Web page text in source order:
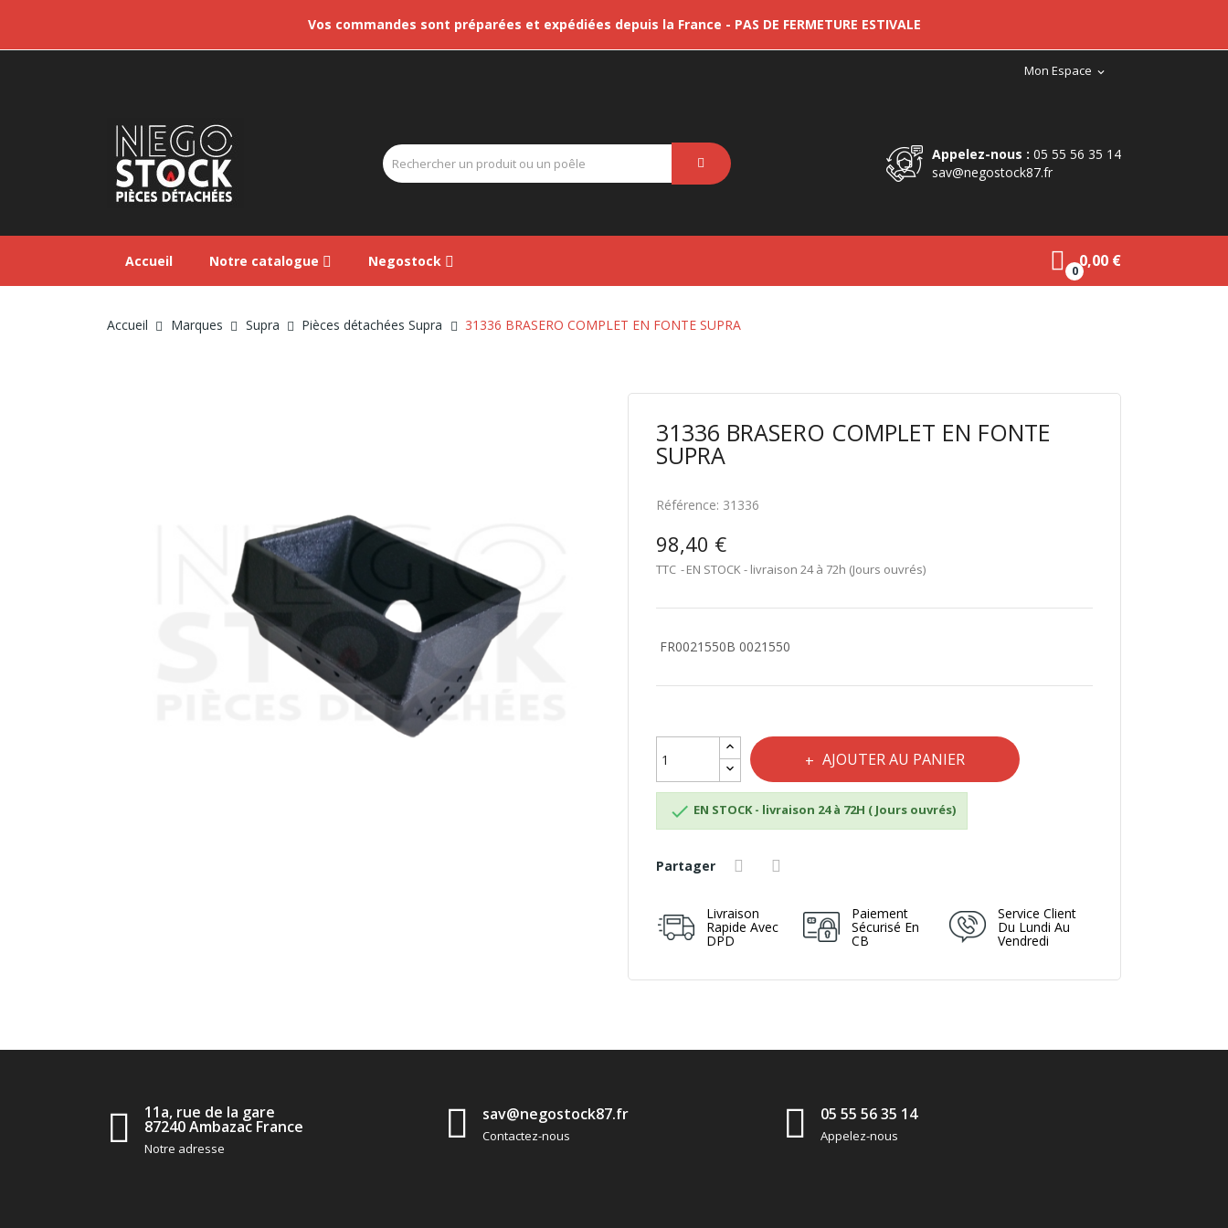
Vos commandes sont préparées et expédiées depuis la France - PAS DE FERMETURE ESTIVALE
Mon Espace expand_more
0
0,00 €
Appelez-nous : 05 55 56 35 14
sav@negostock87.fr
Accueil Notre catalogue Negostock
Accueil Marques Supra Pièces détachées Supra 31336 BRASERO COMPLET EN FONTE SUPRA
31336 BRASERO COMPLET EN FONTE
SUPRA
Référence: 31336
98,40 €
TTC EN STOCK - livraison 24 à 72h (Jours ouvrés)
FR0021550B 0021550
AJOUTER AU PANIER
 EN STOCK - livraison 24 à 72H ( Jours ouvrés)
Partager
Livraison
Rapide Avec
DPD
Paiement
Sécurisé En
CB
Service Client
Du Lundi Au
Vendredi
11a, rue de la gare
87240 Ambazac France
Notre adresse
sav@negostock87.fr
Contactez-nous
05 55 56 35 14
Appelez-nous